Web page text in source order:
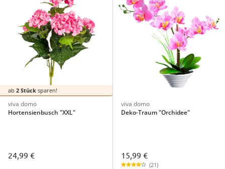
ab 2 Stück sparen!
viva domo
Hortensienbusch "XXL"
24,99 €
viva domo
Deko-Traum "Orchidee"
15,99 €
(21)